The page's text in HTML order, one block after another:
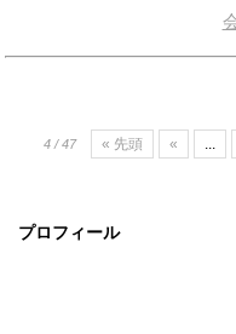
プロフィール
4 / 47 « 先頭 « ...